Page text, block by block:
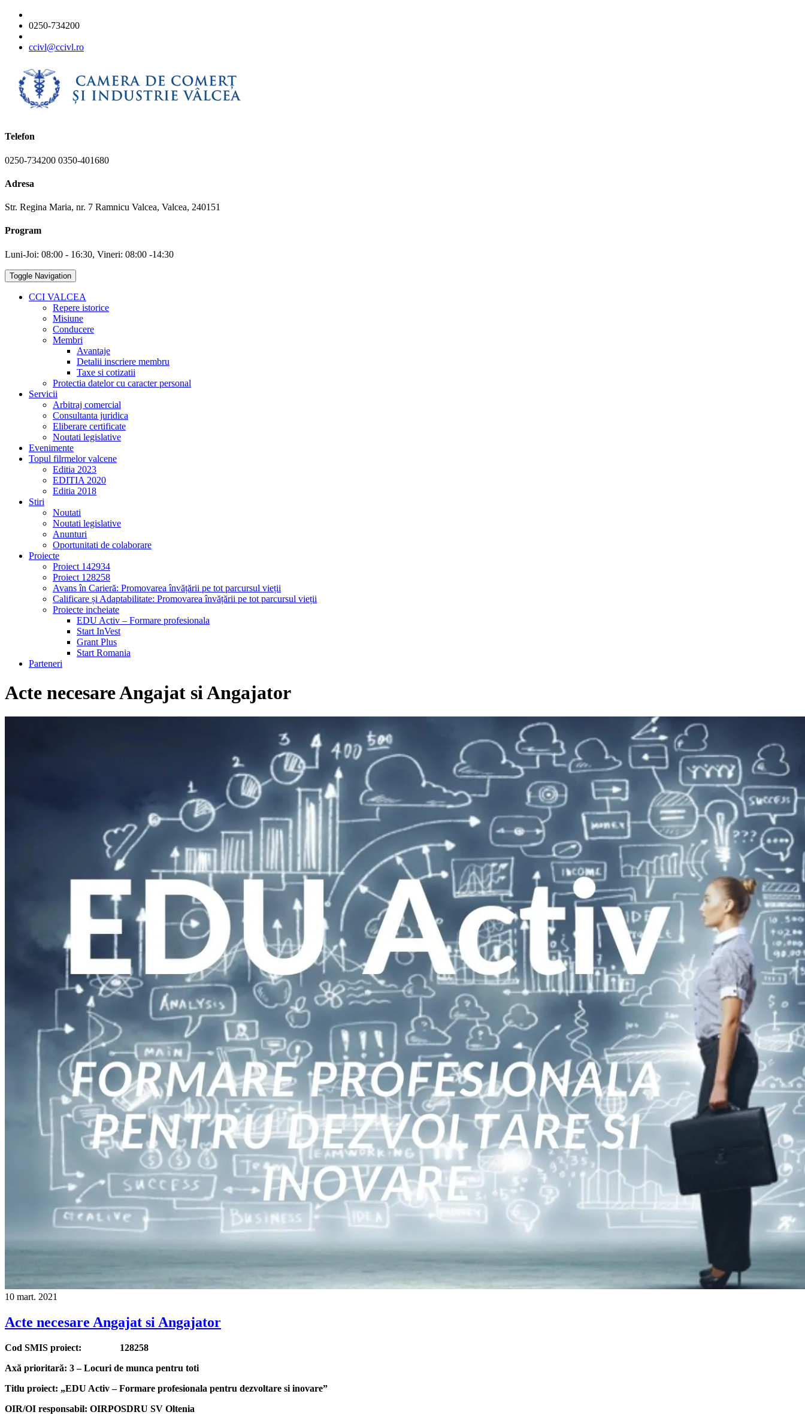
0250-734200
ccivl@ccivl.ro
Telefon
0250-734200 0350-401680
Adresa
Str. Regina Maria, nr. 7 Ramnicu Valcea, Valcea, 240151
Program
Luni-Joi: 08:00 - 16:30, Vineri: 08:00 -14:30
Toggle Navigation
CCI VALCEA
Repere istorice
Misiune
Conducere
Membri
Avantaje
Detalii inscriere membru
Taxe si cotizatii
Protectia datelor cu caracter personal
Servicii
Arbitraj comercial
Consultanta juridica
Eliberare certificate
Noutati legislative
Evenimente
Topul filrmelor valcene
Editia 2023
EDITIA 2020
Editia 2018
Stiri
Noutati
Noutati legislative
Anunturi
Oportunitati de colaborare
Proiecte
Proiect 142934
Proiect 128258
Avans în Carieră: Promovarea învățării pe tot parcursul vieții
Calificare și Adaptabilitate: Promovarea învățării pe tot parcursul vieții
Proiecte incheiate
EDU Activ – Formare profesionala
Start InVest
Grant Plus
Start Romania
Parteneri
Acte necesare Angajat si Angajator
10 mart. 2021
Acte necesare Angajat si Angajator
Cod SMIS proiect: 128258
Axă prioritară: 3 – Locuri de munca pentru toti
Titlu proiect: „EDU Activ – Formare profesionala pentru dezvoltare si inovare”
OIR/OI responsabil: OIRPOSDRU SV Oltenia